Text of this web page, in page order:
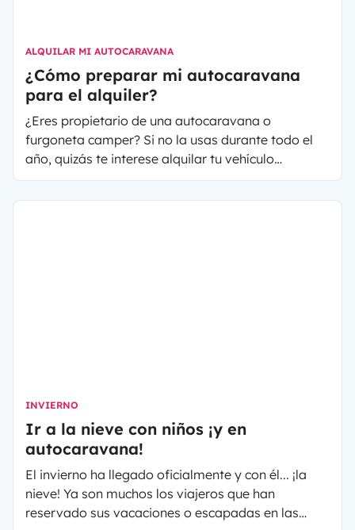
ALQUILAR MI AUTOCARAVANA
¿Cómo preparar mi autocaravana
para el alquiler?
¿Eres propietario de una autocaravana o
furgoneta camper? Si no la usas durante todo el
año, quizás te interese alquilar tu vehículo
mientras no lo usas y así rentabilizar los gastos de
INVIERNO
Ir a la nieve con niños ¡y en
autocaravana!
El invierno ha llegado oficialmente y con él... ¡la
nieve! Ya son muchos los viajeros que han
reservado sus vacaciones o escapadas en las